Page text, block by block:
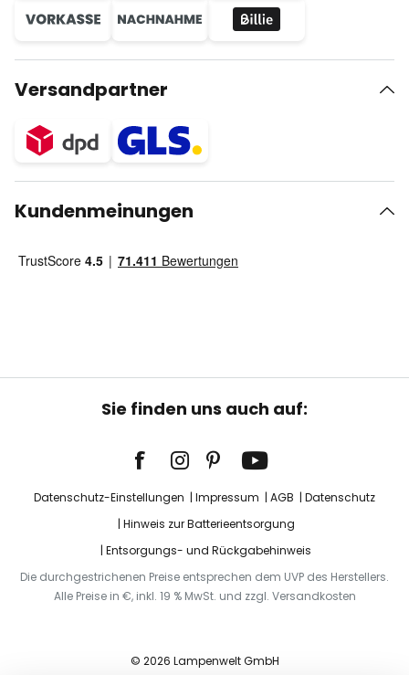
Versandpartner
Kundenmeinungen
Sie finden uns auch auf:
Datenschutz-Einstellungen Impressum AGB
Datenschutz
Hinweis zur Batterieentsorgung
Entsorgungs- und Rückgabehinweis
Die durchgestrichenen Preise entsprechen dem UVP des Herstellers.
Alle Preise in €, inkl. 19 % MwSt. und zzgl. Versandkosten
© 2026 Lampenwelt GmbH